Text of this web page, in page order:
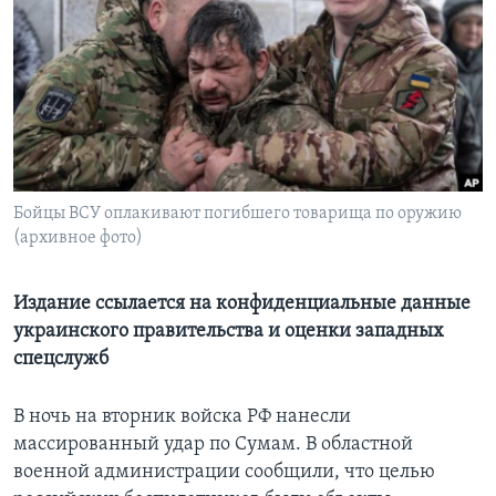
Learning English
СОЦИАЛЬНЫЕ СЕТИ
Языки
Бойцы ВСУ оплакивают погибшего товарища по оружию
(архивное фото)
Издание ссылается на конфиденциальные данные
украинского правительства и оценки западных
спецслужб
В ночь на вторник войска РФ нанесли
массированный удар по Сумам. В областной
военной администрации сообщили, что целью